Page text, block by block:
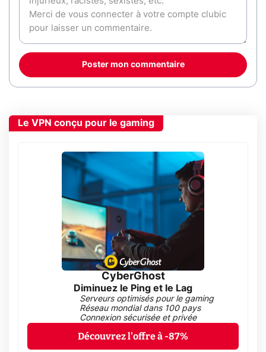
Poster mon commentaire
Le VPN conçu pour le gaming
CyberGhost
Diminuez le Ping et le Lag
Serveurs optimisés pour le gaming
Réseau mondial dans 100 pays
Connexion sécurisée et privée
Découvrez l'offre à -87%